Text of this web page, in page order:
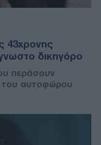
43χρονης
δικηγόρο
περάσουν
του αυτοφώρου